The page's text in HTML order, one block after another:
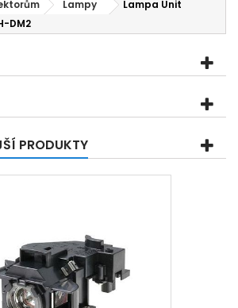
Lampy
Lampa Unit
DM2
PRODUKTY